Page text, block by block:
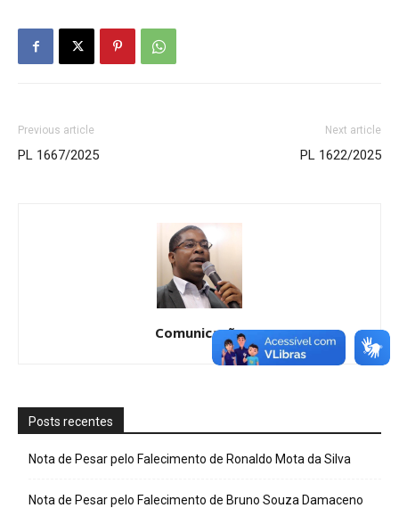
Previous article
PL 1667/2025
Next article
PL 1622/2025
Comunicação
Posts recentes
Nota de Pesar pelo Falecimento de Ronaldo Mota da Silva
Nota de Pesar pelo Falecimento de Bruno Souza Damaceno